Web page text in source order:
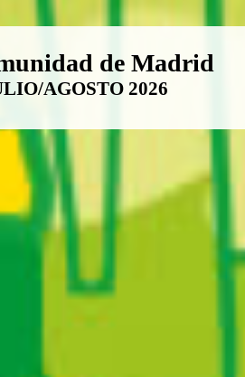
Comunidad de
de Madrid
AGOSTO 2026